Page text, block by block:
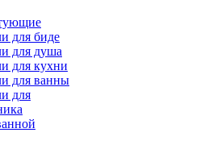
для биде
для душа
для кухни
для ванны
для